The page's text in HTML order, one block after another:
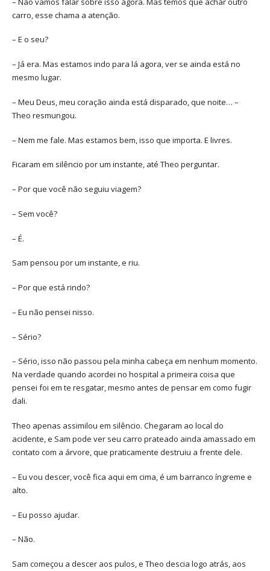
carro, esse chama a atenção.
– E o seu?
– Já era. Mas estamos indo para lá agora, ver se ainda está no
mesmo lugar.
– Meu Deus, meu coração ainda está disparado, que noite… –
Theo resmungou.
– Nem me fale. Mas estamos bem, isso que importa. E livres.
Ficaram em silêncio por um instante, até Theo perguntar.
– Por que você não seguiu viagem?
– Sem você?
– É.
Sam pensou por um instante, e riu.
– Por que está rindo?
– Eu não pensei nisso.
– Sério?
– Sério, isso não passou pela minha cabeça em nenhum momento.
Na verdade quando acordei no hospital a primeira coisa que
pensei foi em te resgatar, mesmo antes de pensar em como fugir
dali.
Theo apenas assimilou em silêncio. Chegaram ao local do
acidente, e Sam pode ver seu carro prateado ainda amassado em
contato com a árvore, que praticamente destruiu a frente dele.
– Eu vou descer, você fica aqui em cima, é um barranco íngreme e
alto.
– Eu posso ajudar.
– Não.
Sam começou a descer aos pulos, e Theo descia logo atrás, aos